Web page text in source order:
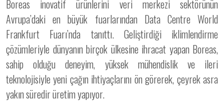
Boreas inovatif ürünlerini veri merkezi sektörünün
Avrupa’daki en büyük fuarlarından Data Centre World
Frankfurt Fuarı’nda tanıttı. Geliştirdiği iklimlendirme
çözümleriyle dünyanın birçok ülkesine ihracat yapan Boreas,
sahip olduğu deneyim, yüksek mühendislik ve ileri
teknolojisiyle yeni çağın ihtiyaçlarını ön görerek, çeyrek asra
yakın süredir üretim yapıyor.